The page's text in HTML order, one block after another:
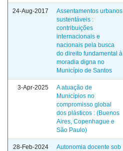
24-Aug-2017
Assentamentos urbanos
sustentáveis :
contribuições
internacionais e
nacionais pela busca
do direito fundamental à
moradia digna no
Município de Santos
3-Apr-2025
A atuação de
Municípios no
compromisso global
dos plásticos : (Buenos
Aires, Copenhague e
São Paulo)
28-Feb-2024
Autonomia docente sob